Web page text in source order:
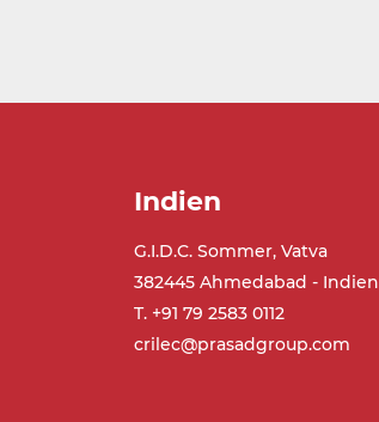
Indien
G.I.D.C. Sommer, Vatva
382445 Ahmedabad - Indien
T. +91 79 2583 0112
crilec@prasadgroup.com